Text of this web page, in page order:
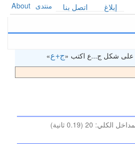
About منتدى اتصل بنا إبلاغ
على شكل ج...ع اكتب «ج+ع»